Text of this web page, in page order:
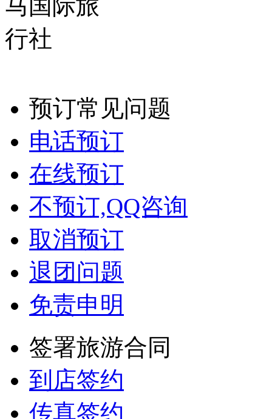
预订常见问题
电话预订
在线预订
不预订,QQ咨询
取消预订
退团问题
免责申明
签署旅游合同
到店签约
传真签约